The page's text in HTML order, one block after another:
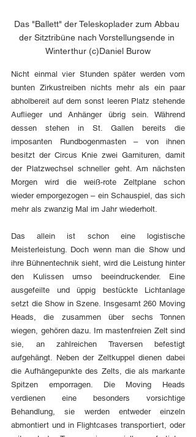
Das "Ballett" der Teleskoplader zum Abbau
der Sitztribüne nach Vorstellungsende in
Winterthur (c)Daniel Burow
Nicht einmal vier Stunden später werden vom
bunten Zirkustreiben nichts mehr als ein paar
abholbereit auf dem sonst leeren Platz stehende
Auflieger und Anhänger übrig sein. Während
dessen stehen in St. Gallen bereits die
imposanten Rundbogenmasten – von ihnen
besitzt der Circus Knie zwei Garnituren, damit
der Platzwechsel schneller geht. Am nächsten
Morgen wird die weiß-rote Zeltplane schon
wieder emporgezogen – ein Schauspiel, das sich
mehr als zwanzig Mal im Jahr wiederholt.
Das allein ist schon eine logistische
Meisterleistung. Doch wenn man die Show und
ihre Bühnentechnik sieht, wird die Leistung hinter
den Kulissen umso beeindruckender. Eine
ausgefeilte und üppig bestückte Lichtanlage
setzt die Show in Szene. Insgesamt 260 Moving
Heads, die zusammen über sechs Tonnen
wiegen, gehören dazu. Im mastenfreien Zelt sind
sie, an zahlreichen Traversen befestigt
aufgehängt. Neben der Zeltkuppel dienen dabei
die Aufhängepunkte des Zelts, die als markante
Spitzen emporragen. Die Moving Heads
verdienen eine besonders vorsichtige
Behandlung, sie werden entweder einzeln
abmontiert und in Flightcases transportiert, oder